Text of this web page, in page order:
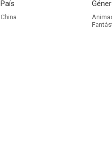
País
China